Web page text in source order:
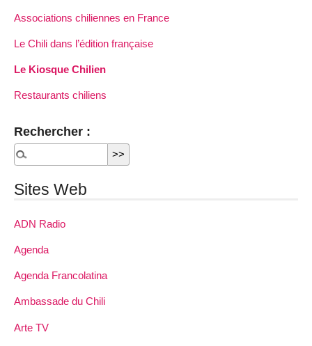
Associations chiliennes en France
Le Chili dans l’édition française
Le Kiosque Chilien
Restaurants chiliens
Rechercher :
Sites Web
ADN Radio
Agenda
Agenda Francolatina
Ambassade du Chili
Arte TV